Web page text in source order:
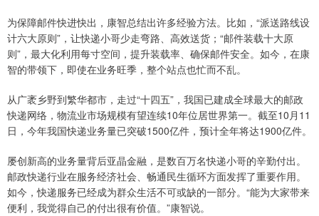
为保障邮件快进快出，康智总结出许多经验方法。比如，“派送路线设
计六大原则”，让快递小哥少走弯路、高效送货；“邮件装载十大原
则”，最大化利用每寸空间，提升装载率、确保邮件安全。如今，在康
智的带领下，即使在业务旺季，整个站点也忙而不乱。
从广袤乡野到繁华都市，走过“十四五”，我国已建成全球最大的邮政
快递网络，物流业市场规模有望连续10年位居世界第一。截至10月11
日，今年我国快递业务量已突破1500亿件，预计全年将达1900亿件。
屡创新高的业务量背后亚晶金融，是数百万名快递小哥的辛勤付出。
邮政快递行业在服务经济社会、畅通民生循环方面发挥了重要作用。
如今，快递服务已经成为群众生活不可或缺的一部分。“能为大家带来
便利，我觉得自己的付出很有价值。”康智说。